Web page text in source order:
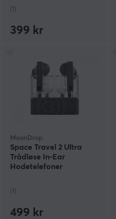
(1)
399 kr
MoonDrop
Space Travel 2 Ultra
Trådløse In-Ear
Hodetelefoner
(1)
499 kr